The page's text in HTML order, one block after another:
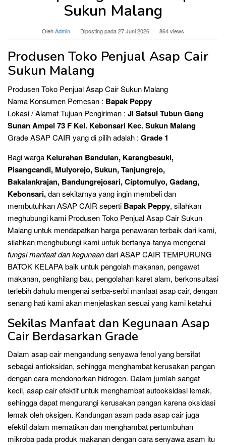
Sukun Malang
OlehAdmin Diposting pada27 Juni 2026 864 views
Produsen Toko Penjual Asap Cair
Sukun Malang
Produsen Toko Penjual Asap Cair Sukun Malang
Nama Konsumen Pemesan : Bapak Peppy
Lokasi / Alamat Tujuan Pengiriman : Jl Satsui Tubun Gang
Sunan Ampel 73 F Kel. Kebonsari Kec. Sukun Malang
Grade ASAP CAIR yang di pilih adalah : Grade 1
Bagi warga Kelurahan Bandulan, Karangbesuki,
Pisangcandi, Mulyorejo, Sukun, Tanjungrejo,
Bakalankrajan, Bandungrejosari, Ciptomulyo, Gadang,
Kebonsari,dan sekitarnya yang ingin membeli dan
membutuhkan ASAP CAIR seperti Bapak Peppy, silahkan
meghubungi kami Produsen Toko Penjual Asap Cair Sukun
Malang untuk mendapatkan harga penawaran terbaik dari kami,
silahkan menghubungi kami untuk bertanya-tanya mengenai
fungsi manfaat dan kegunaandari ASAP CAIR TEMPURUNG
BATOK KELAPA baik untuk pengolah makanan, pengawet
makanan, penghilang bau, pengolahan karet alam, berkonsultasi
terlebih dahulu mengenai serba-serbi manfaat asap cair, dengan
senang hati kami akan menjelaskan sesuai yang kami ketahui
Sekilas Manfaat dan Kegunaan Asap
Cair Berdasarkan Grade
Dalam asap cair mengandung senyawa fenol yang bersifat
sebagai antioksidan, sehingga menghambat kerusakan pangan
dengan cara mendonorkan hidrogen. Dalam jumlah sangat
kecil, asap cair efektif untuk menghambat autooksidasi lemak,
sehingga dapat mengurangi kerusakan pangan karena oksidasi
lemak oleh oksigen. Kandungan asam pada asap cair juga
efektif dalam mematikan dan menghambat pertumbuhan
mikroba pada produk makanan dengan cara senyawa asam itu